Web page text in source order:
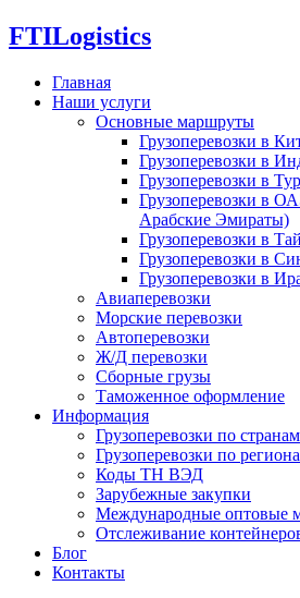
FTILogistics
Главная
Наши услуги
Основные маршруты
Грузоперевозки в
Грузоперевозки в
Грузоперевозки в
Грузоперевозки в
Арабские Эмираты)
Грузоперевозки в
Грузоперевозки в
Грузоперевозки в
Авиаперевозки
Морские перевозки
Автоперевозки
Ж/Д перевозки
Сборные грузы
Таможенное оформление
Информация
Грузоперевозки по странам
Грузоперевозки по
Коды ТН ВЭД
Зарубежные закупки
Международные оптовые
Отслеживание
Блог
Контакты